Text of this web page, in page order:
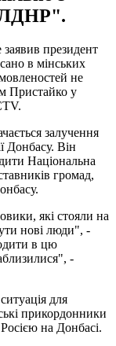
заявив президент
в мінських
не
Пристайко у
залучення
Донбасу. Він
Національна
громад,
які стояли на
нові люди", -
в цю
-
для
прикордонники
на Донбасі.